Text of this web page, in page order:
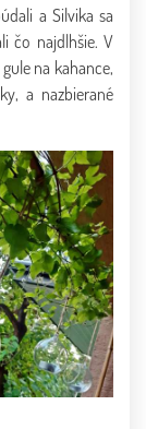
a Silvika sa
čo najdlhšie. V
na kahance,
a nazbierané